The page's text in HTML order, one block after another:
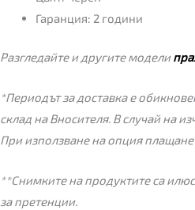
Гаранция: 2 години
Разгледайте и другите модели
*Периодът за доставка е
склад на Вносителя. В случай на
При използване на опция
**Снимките на продуктите са
за претенции.